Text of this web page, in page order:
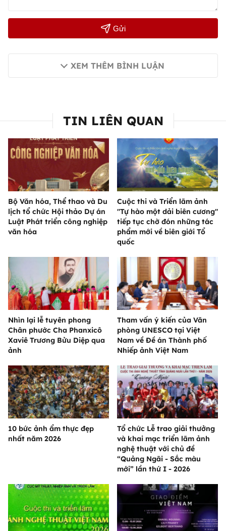
Gửi
XEM THÊM BÌNH LUẬN
TIN LIÊN QUAN
Bộ Văn hóa, Thể thao và Du
lịch tổ chức Hội thảo Dự án
Luật Phát triển công nghiệp
văn hóa
Cuộc thi và Triển lãm ảnh
"Tự hào một dải biên cương"
tiếp tục chờ đón những tác
phẩm mới về biên giới Tổ
quốc
Nhìn lại lễ tuyên phong
Chân phước Cha Phanxicô
Xaviê Trương Bửu Diệp qua
ảnh
Tham vấn ý kiến của Văn
phòng UNESCO tại Việt
Nam về Đề án Thành phố
Nhiếp ảnh Việt Nam
10 bức ảnh ẩm thực đẹp
nhất năm 2026
Tổ chức Lễ trao giải thưởng
và khai mạc triển lãm ảnh
nghệ thuật với chủ đề
“Quảng Ngãi - Sắc màu
mới” lần thứ I - 2026